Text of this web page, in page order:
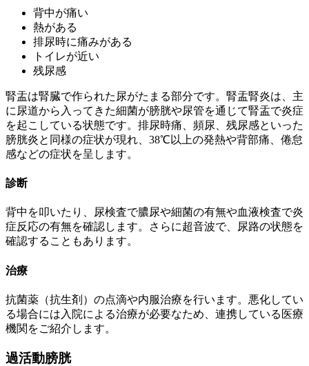
背中が痛い
熱がある
排尿時に痛みがある
トイレが近い
残尿感
腎盂は腎臓で作られた尿がたまる部分です。腎盂腎炎は、主
に尿道から入ってきた細菌が膀胱や尿管を通じて腎盂で炎症
を起こしている状態です。排尿時痛、頻尿、残尿感といった
膀胱炎と同様の症状が現れ、38℃以上の発熱や背部痛、倦怠
感などの症状を呈します。
診断
背中を叩いたり、尿検査で膿尿や細菌の有無や血液検査で炎
症反応の有無を確認します。さらに超音波で、尿路の状態を
確認することもあります。
治療
抗菌薬（抗生剤）の点滴や内服治療を行います。悪化してい
る場合には入院による治療が必要なため、連携している医療
機関をご紹介します。
過活動膀胱